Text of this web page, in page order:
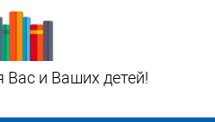
Вас и Ваших детей!